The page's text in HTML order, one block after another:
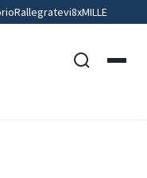
Rallegratevi8xMILLE